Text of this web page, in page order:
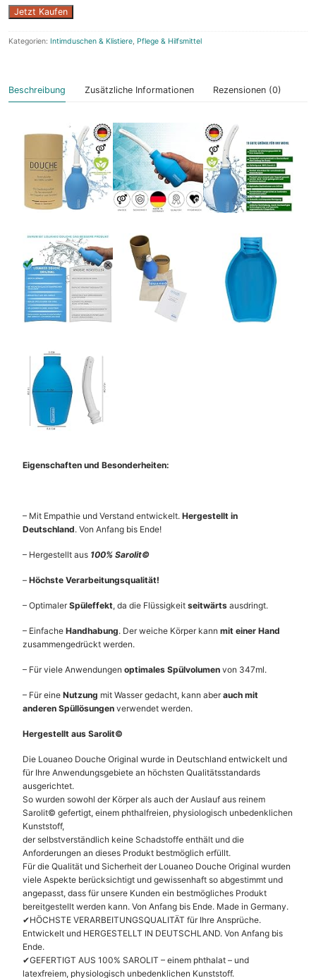
Jetzt Kaufen
Kategorien: Intimduschen & Klistiere, Pflege & Hilfsmittel
Beschreibung Zusätzliche Informationen Rezensionen (0)
Eigenschaften und Besonderheiten:
– Mit Empathie und Verstand entwickelt. Hergestellt in
Deutschland. Von Anfang bis Ende!
– Hergestellt aus 100% Sarolit©
– Höchste Verarbeitungsqualität!
– OptimalerSpüleffekt, da die Flüssigkeit seitwärts ausdringt.
– Einfache Handhabung. Der weiche Körper kann mit einer Hand
zusammengedrückt werden.
– Für viele Anwendungen optimales Spülvolumen von 347ml.
– Für eine Nutzung mit Wasser gedacht, kann aberauch mit
anderen Spüllösungen verwendet werden.
Hergestellt aus Sarolit©
Die Louaneo Douche Original wurde in Deutschland entwickelt und
für Ihre Anwendungsgebiete an höchsten Qualitätsstandards
ausgerichtet.
So wurden sowohl der Körper als auch der Auslauf aus reinem
Sarolit© gefertigt, einem phthalfreien, physiologisch unbedenklichen
Kunststoff,
der selbstverständlich keine Schadstoffe enthält und die
Anforderungen an dieses Produkt bestmöglich erfüllt.
Für die Qualität und Sicherheit der Louaneo Douche Original wurden
viele Aspekte berücksichtigt und gewissenhaft so abgestimmt und
angepasst, dass für unsere Kunden ein bestmögliches Produkt
bereitgestellt werden kann. Von Anfang bis Ende. Made in Germany.
✔HÖCHSTE VERARBEITUNGSQUALITÄT für Ihre Ansprüche.
Entwickelt und HERGESTELLT IN DEUTSCHLAND. Von Anfang bis
Ende.
✔GEFERTIGT AUS 100% SAROLIT – einem phthalat – und
latexfreiem, physiologisch unbedenklichen Kunststoff.